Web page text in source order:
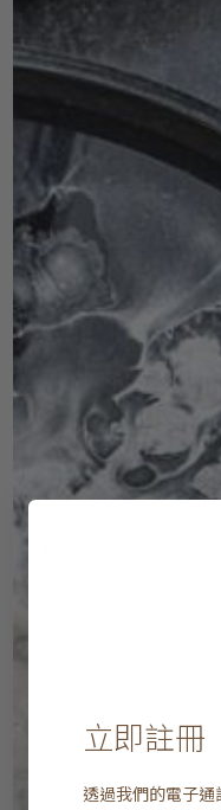
立即註冊
透過我們的電子通